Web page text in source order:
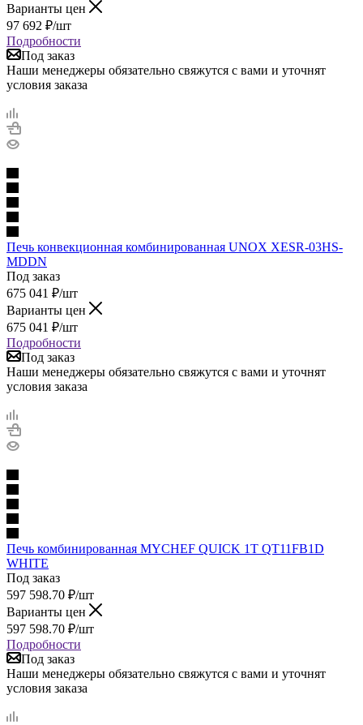
Варианты цен
97 692 ₽/шт
Подробности
Под заказ
Наши менеджеры обязательно свяжутся с вами и уточнят
условия заказа
Печь конвекционная комбинированная UNOX XESR-03HS-
MDDN
Под заказ
675 041 ₽/шт
Варианты цен
675 041 ₽/шт
Подробности
Под заказ
Наши менеджеры обязательно свяжутся с вами и уточнят
условия заказа
Печь комбинированная MYCHEF QUICK 1T QT11FB1D
WHITE
Под заказ
597 598.70 ₽/шт
Варианты цен
597 598.70 ₽/шт
Подробности
Под заказ
Наши менеджеры обязательно свяжутся с вами и уточнят
условия заказа